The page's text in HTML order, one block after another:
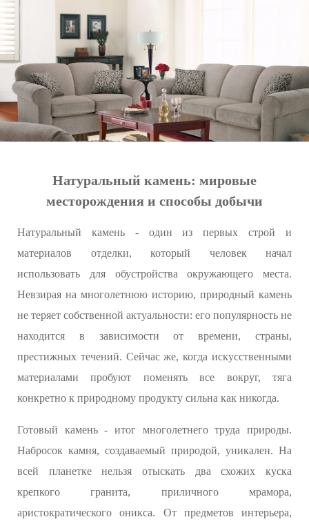
Натуральный камень: мировые
месторождения и способы добычи
Натуральный камень - один из первых строй и
материалов отделки, который человек начал
использовать для обустройства окружающего места.
Невзирая на многолетнюю историю, природный камень
не теряет собственной актуальности: его популярность не
находится в зависимости от времени, страны,
престижных течений. Сейчас же, когда искусственными
материалами пробуют поменять все вокруг, тяга
конкретно к природному продукту сильна как никогда.
Готовый камень - итог многолетнего труда природы.
Набросок камня, создаваемый природой, уникален. На
всей планетке нельзя отыскать два схожих куска
крепкого гранита, приличного мрамора,
аристократического оникса. От предметов интерьера,